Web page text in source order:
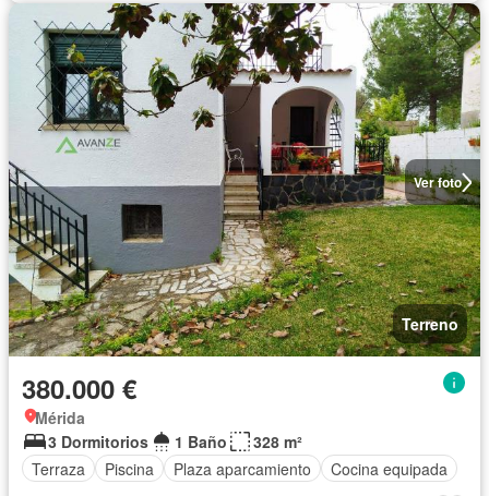
Ver foto
Terreno
380.000 €
Mérida
3 Dormitorios
1 Baño
328 m²
Terraza
Piscina Plaza aparcamiento Cocina equipada